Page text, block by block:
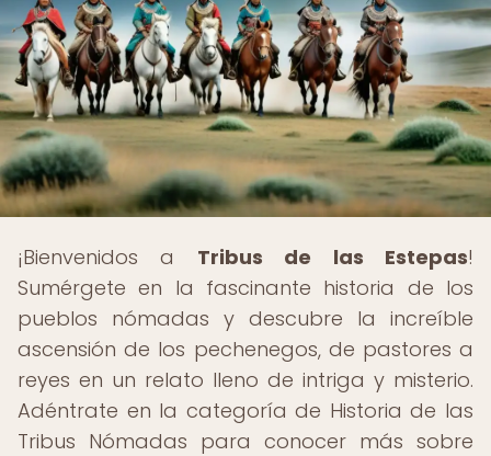
¡Bienvenidos a Tribus de las Estepas!
Sumérgete en la fascinante historia de los
pueblos nómadas y descubre la increíble
ascensión de los pechenegos, de pastores a
reyes en un relato lleno de intriga y misterio.
Adéntrate en la categoría de Historia de las
Tribus Nómadas para conocer más sobre